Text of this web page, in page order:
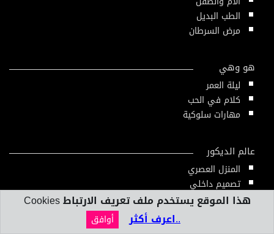
الطب البديل
مرض السرطان
هو وهي
ليلة العمر
كلام في الحب
مهارات سلوكية
عالم الديكور
المنزل العصري
تصميم داخلي
هذا الموقع يستخدم ملف تعريف الارتباط Cookies
..اعرف أكثر
أوافق